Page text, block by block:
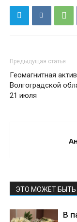
Предыдущая статья
Геомагнитная
Волгоградской
21 июля
ЭТО МОЖЕТ БЫТЬ
В